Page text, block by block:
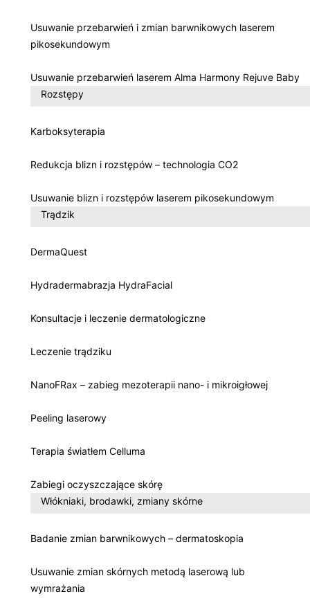
Usuwanie przebarwień i zmian barwnikowych laserem
pikosekundowym
Usuwanie przebarwień laserem Alma Harmony Rejuve Baby
Rozstępy
Karboksyterapia
Redukcja blizn i rozstępów – technologia CO2
Usuwanie blizn i rozstępów laserem pikosekundowym
Trądzik
DermaQuest
Hydradermabrazja HydraFacial
Konsultacje i leczenie dermatologiczne
Leczenie trądziku
NanoFRax – zabieg mezoterapii nano- i mikroigłowej
Peeling laserowy
Terapia światłem Celluma
Zabiegi oczyszczające skórę
Włókniaki, brodawki, zmiany skórne
Badanie zmian barwnikowych – dermatoskopia
Usuwanie zmian skórnych metodą laserową lub
wymrażania